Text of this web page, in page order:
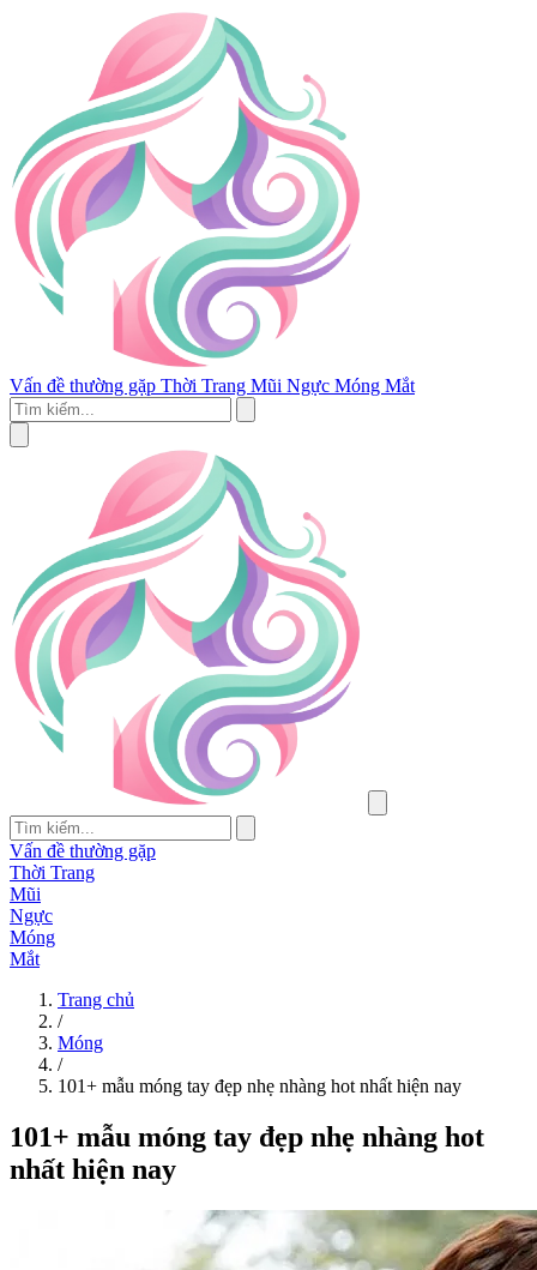
Vấn đề thường gặp Thời Trang Mũi Ngực Móng Mắt
Vấn đề thường gặp
Thời Trang
Mũi
Ngực
Móng
Mắt
Trang chủ
/
Móng
/
101+ mẫu móng tay đẹp nhẹ nhàng hot nhất hiện nay
101+ mẫu móng tay đẹp nhẹ nhàng hot
nhất hiện nay